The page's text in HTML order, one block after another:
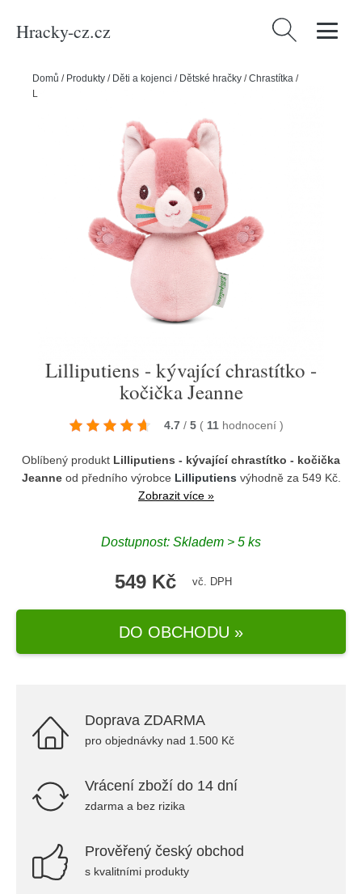
Hracky-cz.cz Vyhledávání
Domů / Produkty / Děti a kojenci / Dětské hračky /Chrastítka /
Lilliputiens - kývající chrastítko - kočička Jeanne
Lilliputiens - kývající chrastítko -
kočička Jeanne
4.7 / 5 ( 11 hodnocení )
Oblíbený produkt Lilliputiens - kývající chrastítko - kočička
Jeanneod předního výrobce Lilliputiens výhodně za 549 Kč.
Zobrazit více »
Dostupnost: Skladem > 5 ks
549 Kč vč. DPH
DO OBCHODU »
Doprava ZDARMA
pro objednávky nad 1.500 Kč
Vrácení zboží do 14 dní
zdarma a bez rizika
Prověřený český obchod
s kvalitními produkty